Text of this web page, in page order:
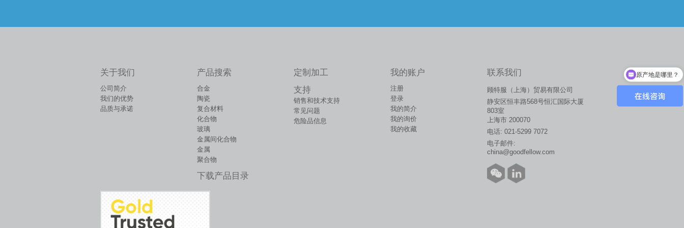
关于我们
公司简介
我们的优势
品质与承诺
产品搜索
合金
陶瓷
复合材料
化合物
玻璃
金属间化合物
金属
聚合物
下载产品目录
定制加工
支持
销售和技术支持
常见问题
危险品信息
我的账户
注册
登录
我的简介
我的询价
我的收藏
联系我们
顾特服（上海）贸易有限公司
静安区恒丰路568号恒汇国际大厦
803室
上海市 200070
电话: 021-5299 7072
电子邮件:
china@goodfellow.com
原产地是哪里？